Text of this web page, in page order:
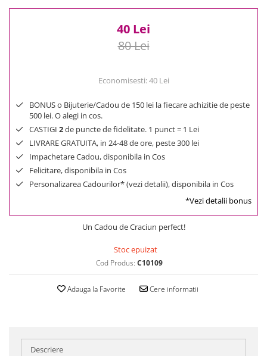
40 Lei
80 Lei
Economisesti:40 Lei
BONUS o Bijuterie/Cadou de 150 lei la fiecare achizitie de peste
500 lei. O alegi in cos.
CASTIGI 2de puncte de fidelitate. 1 punct = 1 Lei
LIVRARE GRATUITA, in 24-48 de ore, peste 300 lei
Impachetare Cadou, disponibila in Cos
Felicitare, disponibila in Cos
Personalizarea Cadourilor* (vezi detalii), disponibila in Cos
*Vezi detalii bonus
Un Cadou de Craciun perfect!
Stoc epuizat
Cod Produs: C10109
Adauga la Favorite Cere informatii
Descriere